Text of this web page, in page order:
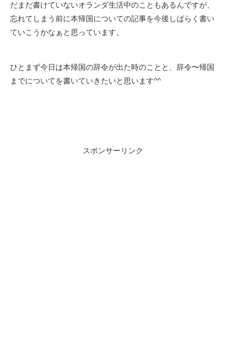
だまだ書けていないオランダ生活中のこともあるんですが、
忘れてしまう前に本帰国についての記事を今後しばらく書い
ていこうかなぁと思っています。
ひとまず今日は本帰国の辞令が出た時のことと、辞令〜帰国
までについてを書いていきたいと思います^^
スポンサーリンク